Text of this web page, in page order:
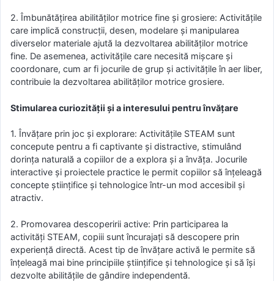
2. Îmbunătățirea abilităților motrice fine și grosiere: Activitățile
care implică construcții, desen, modelare și manipularea
diverselor materiale ajută la dezvoltarea abilităților motrice
fine. De asemenea, activitățile care necesită mișcare și
coordonare, cum ar fi jocurile de grup și activitățile în aer liber,
contribuie la dezvoltarea abilităților motrice grosiere.
Stimularea curiozității și a interesului pentru învățare
1. Învățare prin joc și explorare: Activitățile STEAM sunt
concepute pentru a fi captivante și distractive, stimulând
dorința naturală a copiilor de a explora și a învăța. Jocurile
interactive și proiectele practice le permit copiilor să înțeleagă
concepte științifice și tehnologice într-un mod accesibil și
atractiv.
2. Promovarea descoperirii active: Prin participarea la
activități STEAM, copiii sunt încurajați să descopere prin
experiență directă. Acest tip de învățare activă le permite să
înțeleagă mai bine principiile științifice și tehnologice și să își
dezvolte abilitățile de gândire independentă.